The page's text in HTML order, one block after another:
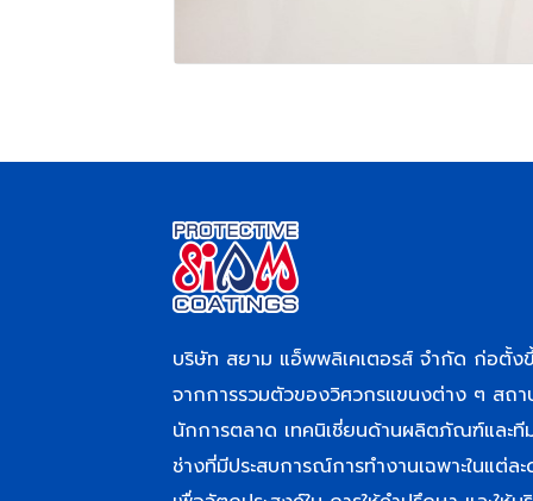
บริษัท สยาม แอ็พพลิเคเตอรส์ จำกัด ก่อตั้ง
จากการรวมตัวของวิศวกรแขนงต่าง ๆ สถ
นักการตลาด เทคนิเชี่ยนด้านผลิตภัณฑ์และที
ช่างที่มีประสบการณ์การทำงานเฉพาะในแต่ล